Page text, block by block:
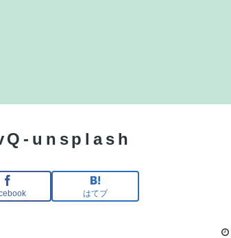
unsplash
はてブ